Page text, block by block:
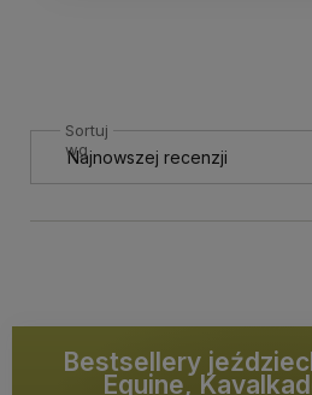
Sortuj
wg
Bestsellery
Equine,